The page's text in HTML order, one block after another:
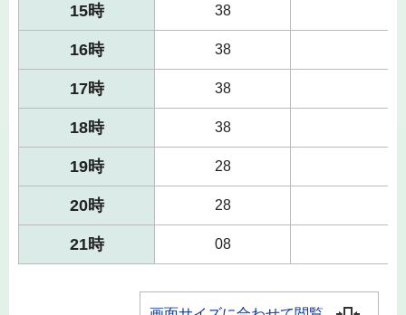
15時 38
16時 38
17時 38
18時 38
19時 28
20時 28
21時 08